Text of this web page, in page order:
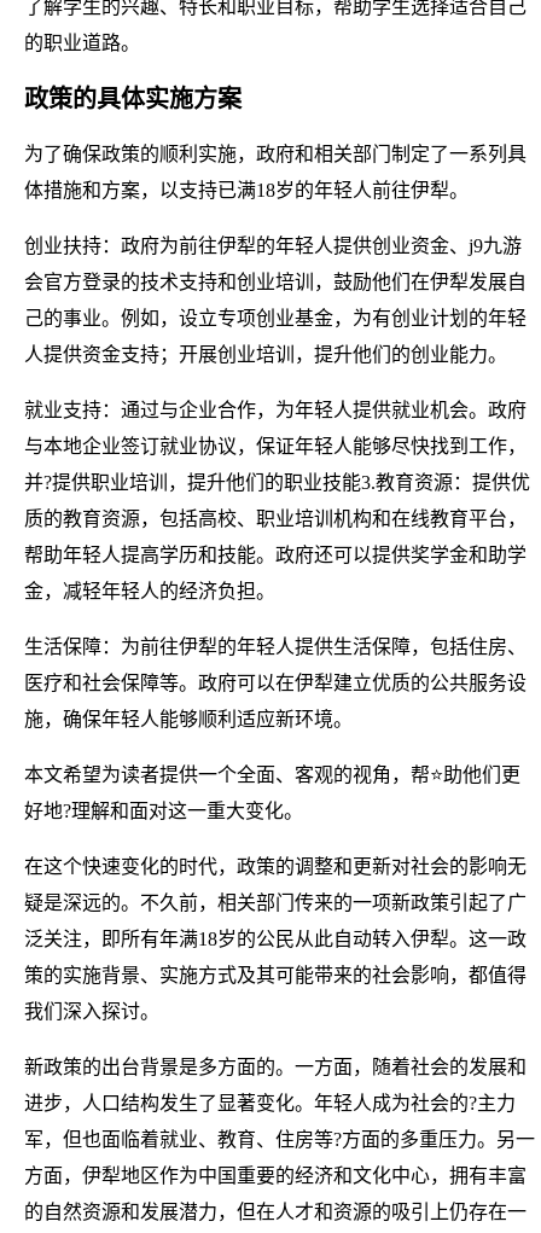
了解学生的兴趣、特长和职业目标，帮助学生选择适合自己
的职业道路。
政策的具体实施方案
为了确保政策的顺利实施，政府和相关部门制定了一系列具
体措施和方案，以支持已满18岁的年轻人前往伊犁。
创业扶持：政府为前往伊犁的年轻人提供创业资金、j9九游
会官方登录的技术支持和创业培训，鼓励他们在伊犁发展自
己的事业。例如，设立专项创业基金，为有创业计划的年轻
人提供资金支持；开展创业培训，提升他们的创业能力。
就业支持：通过与企业合作，为年轻人提供就业机会。政府
与本地企业签订就业协议，保证年轻人能够尽快找到工作，
并?提供职业培训，提升他们的职业技能3.教育资源：提供优
质的教育资源，包括高校、职业培训机构和在线教育平台，
帮助年轻人提高学历和技能。政府还可以提供奖学金和助学
金，减轻年轻人的经济负担。
生活保障：为前往伊犁的年轻人提供生活保障，包括住房、
医疗和社会保障等。政府可以在伊犁建立优质的公共服务设
施，确保年轻人能够顺利适应新环境。
本文希望为读者提供一个全面、客观的视角，帮⭐助他们更
好地?理解和面对这一重大变化。
在这个快速变化的时代，政策的调整和更新对社会的影响无
疑是深远的。不久前，相关部门传来的一项新政策引起了广
泛关注，即所有年满18岁的公民从此自动转入伊犁。这一政
策的实施背景、实施方式及其可能带来的社会影响，都值得
我们深入探讨。
新政策的出台背景是多方面的。一方面，随着社会的发展和
进步，人口结构发生了显著变化。年轻人成为社会的?主力
军，但也面临着就业、教育、住房等?方面的多重压力。另一
方面，伊犁地区作为中国重要的经济和文化中心，拥有丰富
的自然资源和发展潜力，但在人才和资源的吸引上仍存在一